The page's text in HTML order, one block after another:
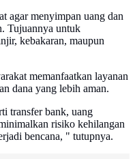
agar menyimpan uang dan
Tujuannya untuk
kebakaran, maupun
memanfaatkan layanan
dana yang lebih aman.
transfer bank, uang
risiko kehilangan
bencana, " tutupnya.